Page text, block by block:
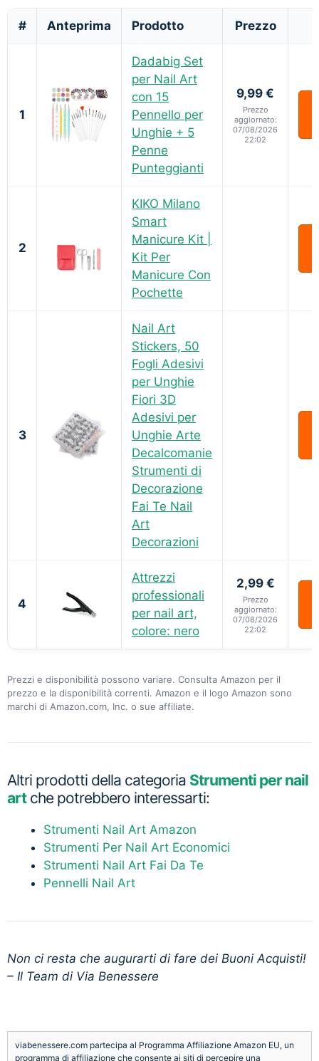
# Anteprima Prodotto Prezzo
1
Dadabig Set
per Nail Art
con 15
Pennello per
Unghie + 5
Penne
Punteggianti
9,99 €
Prezzo
aggiornato:
07/08/2026
22:02
2
KIKO Milano
Smart
Manicure Kit |
Kit Per
Manicure Con
Pochette
3
Nail Art
Stickers, 50
Fogli Adesivi
per Unghie
Fiori 3D
Adesivi per
Unghie Arte
Decalcomanie
Strumenti di
Decorazione
Fai Te Nail
Art
Decorazioni
4
Attrezzi
professionali
per nail art,
colore: nero
2,99 €
Prezzo
aggiornato:
07/08/2026
22:02
Prezzi e disponibilità possono variare. Consulta Amazon per il
prezzo e la disponibilità correnti. Amazon e il logo Amazon sono
marchi di Amazon.com, Inc. o sue affiliate.
Altri prodotti della categoria Strumenti per nail
artche potrebbero interessarti:
Strumenti Nail Art Amazon
Strumenti Per Nail Art Economici
Strumenti Nail Art Fai Da Te
Pennelli Nail Art
Non ci resta che augurarti di fare dei Buoni Acquisti!
– Il Team di Via Benessere
viabenessere.com partecipa al Programma Affiliazione Amazon EU, un
programma di affiliazione che consente ai siti di percepire una